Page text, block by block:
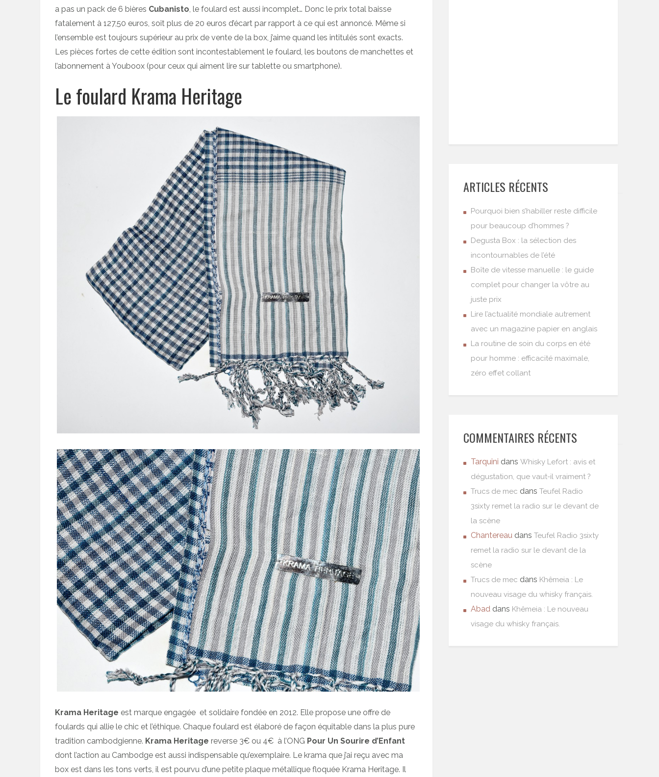
a pas un pack de 6 bières Cubanisto, le foulard est aussi incomplet… Donc le prix total baisse
fatalement à 127,50 euros, soit plus de 20 euros d’écart par rapport à ce qui est annoncé. Même si
l’ensemble est toujours supérieur au prix de vente de la box, j’aime quand les intitulés sont exacts.
Les pièces fortes de cette édition sont incontestablement le foulard, les boutons de manchettes et
l’abonnement à Youboox (pour ceux qui aiment lire sur tablette ou smartphone).
Le foulard Krama Heritage
Krama Heritage est marque engagée et solidaire fondée en 2012. Elle propose une offre de
foulards qui allie le chic et l’éthique. Chaque foulard est élaboré de façon équitable dans la plus pure
tradition cambodgienne. Krama Heritage reverse 3€ ou 4€ à l’ONG Pour Un Sourire d’Enfant
dont l’action au Cambodge est aussi indispensable qu’exemplaire. Le krama que j’ai reçu avec ma
box est dans les tons verts, il est pourvu d’une petite plaque métallique floquée Krama Heritage. Il
ARTICLES RÉCENTS
Pourquoi bien s’habiller reste difficile
pour beaucoup d’hommes ?
Degusta Box : la sélection des
incontournables de l’été
Boîte de vitesse manuelle : le guide
complet pour changer la vôtre au
juste prix
Lire l’actualité mondiale autrement
avec un magazine papier en anglais
La routine de soin du corps en été
pour homme : efficacité maximale,
zéro effet collant
COMMENTAIRES RÉCENTS
Tarquini dans Whisky Lefort : avis et
dégustation, que vaut-il vraiment ?
Trucs de mec dans Teufel Radio
3sixty remet la radio sur le devant de
la scène
Chantereau dans Teufel Radio 3sixty
remet la radio sur le devant de la
scène
Trucs de mec dans Khêmeia : Le
nouveau visage du whisky français.
Abad dans Khêmeia : Le nouveau
visage du whisky français.